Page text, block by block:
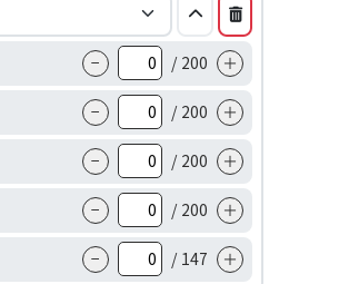
− / 200 ＋
− / 200 ＋
− / 200 ＋
− / 200 ＋
− / 147 ＋